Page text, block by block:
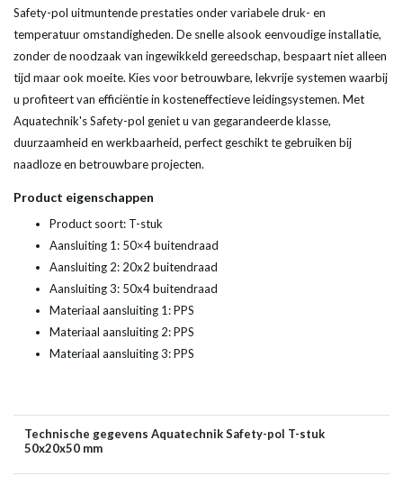
Safety-pol uitmuntende prestaties onder variabele druk- en
temperatuur omstandigheden. De snelle alsook eenvoudige installatie,
zonder de noodzaak van ingewikkeld gereedschap, bespaart niet alleen
tijd maar ook moeite. Kies voor betrouwbare, lekvrije systemen waarbij
u profiteert van efficiëntie in kosteneffectieve leidingsystemen. Met
Aquatechnik's Safety-pol geniet u van gegarandeerde klasse,
duurzaamheid en werkbaarheid, perfect geschikt te gebruiken bij
naadloze en betrouwbare projecten.
Product eigenschappen
Product soort: T-stuk
Aansluiting 1: 50×4 buitendraad
Aansluiting 2: 20x2 buitendraad
Aansluiting 3: 50x4 buitendraad
Materiaal aansluiting 1: PPS
Materiaal aansluiting 2: PPS
Materiaal aansluiting 3: PPS
Technische gegevens Aquatechnik Safety-pol T-stuk
50x20x50 mm